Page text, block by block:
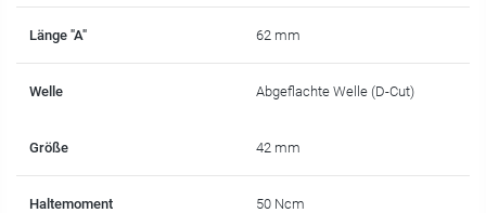
Länge "A" 62 mm
Welle Abgeflachte Welle (D-Cut)
Größe 42 mm
Haltemoment 50 Ncm